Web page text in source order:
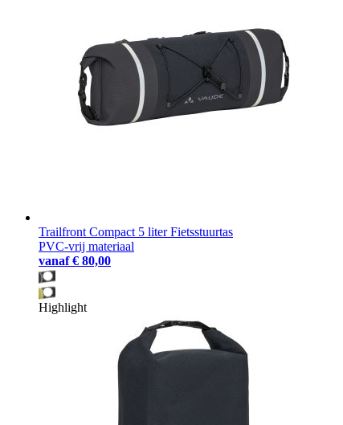
Trailfront Compact 5 liter Fietsstuurtas
PVC-vrij materiaal
vanaf € 80,00
Highlight